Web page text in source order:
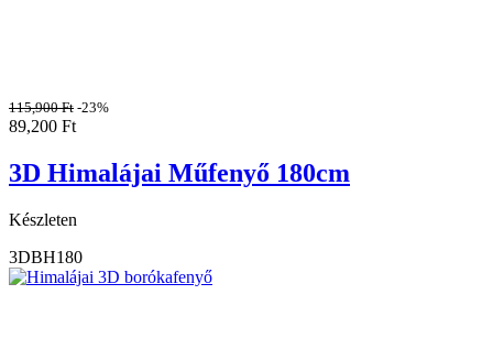
115,900Ft -23%
89,200 Ft
3D Himalájai Műfenyő 180cm
Készleten
3DBH180